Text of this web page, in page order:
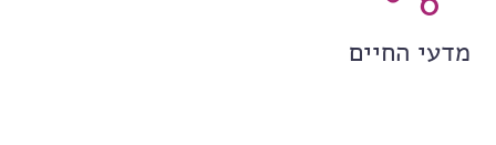
מדעי החיים